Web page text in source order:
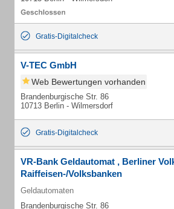
Gratis-Digitalcheck
V-TEC GmbH
Web Bewertungen vorhanden
Brandenburgische Str. 86
10713 Berlin - Wilmersdorf
Gratis-Digitalcheck
VR-Bank Geldautomat , Berliner
Raiffeisen-/Volksbanken
Geldautomaten
Brandenburgische Str. 86